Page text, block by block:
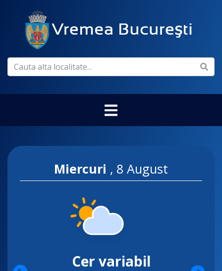
Miercuri , 8 August
Cer variabil